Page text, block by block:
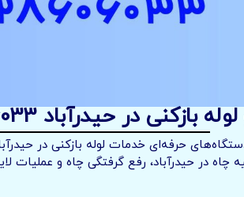
در حیدرآباد 09128606033 ارزان و سریع
حرفه‌ای خدمات لوله بازکنی در
چاه در حیدرآباد، رفع گرفتگی چاه و